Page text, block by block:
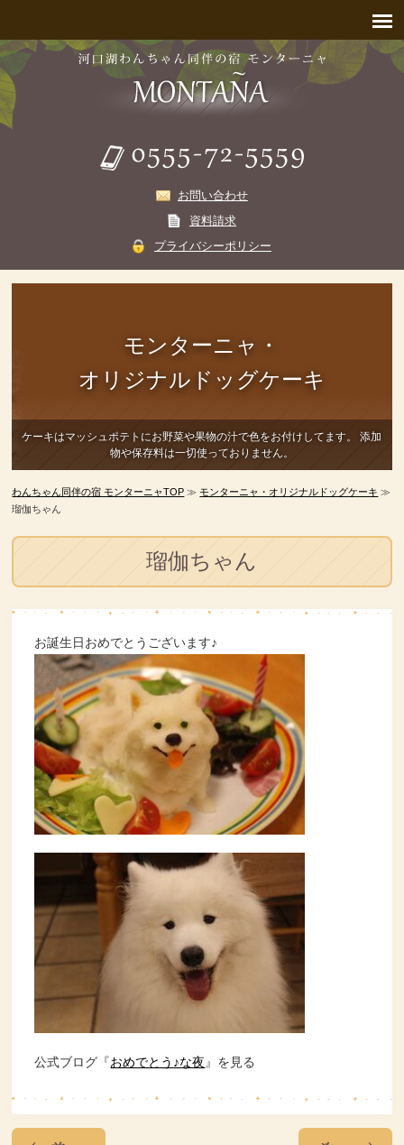
お問い合わせ
資料請求
プライバシーポリシー
モンターニャ・
オリジナルドッグケーキ
ケーキはマッシュポテトにお野菜や果物の汁で色をお付けしてます。
添加
物や保存料は一切使っておりません。
わんちゃん同伴の宿 モンターニャTOP ≫モンターニャ・オリジナルドッグケーキ ≫
瑠伽ちゃん
瑠伽ちゃん
お誕生日おめでとうございます♪
公式ブログ『おめでとう♪な夜 』を見る